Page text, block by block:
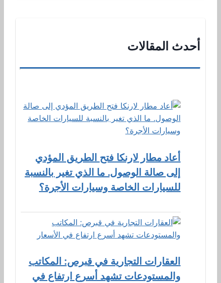
أحدث المقالات
أعاد مطار لارنكا فتح الطريق المؤدي
إلى صالة الوصول. ما الذي تغير بالنسبة
للسيارات الخاصة وسيارات الأجرة؟
العقارات التجارية في قبرص: المكاتب
والمستودعات تشهد أسرع ارتفاع في